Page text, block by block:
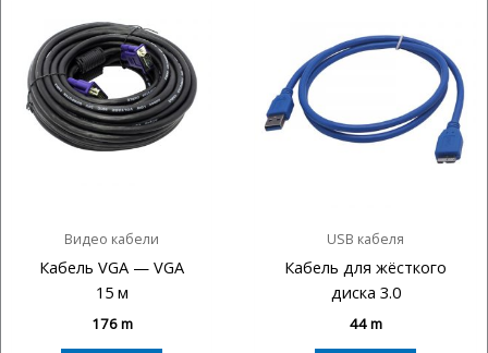
Видео кабели
Кабель VGA — VGA
15 м
176m
USB кабеля
Кабель для жёсткого
диска 3.0
44m